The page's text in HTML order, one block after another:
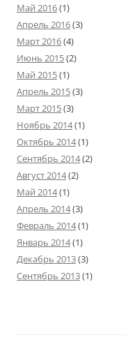
Май 2016(1)
Апрель 2016(3)
Март 2016(4)
Июнь 2015(2)
Май 2015(1)
Апрель 2015(3)
Март 2015(3)
Ноябрь 2014(1)
Октябрь 2014(1)
Сентябрь 2014(2)
Август 2014(2)
Май 2014(1)
Апрель 2014(3)
Февраль 2014(1)
Январь 2014(1)
Декабрь 2013(3)
Сентябрь 2013(1)